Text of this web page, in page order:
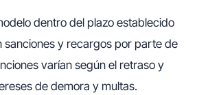
dentro del plazo establecido
sanciones y recargos por parte de
varían según el retraso y
de demora y multas.